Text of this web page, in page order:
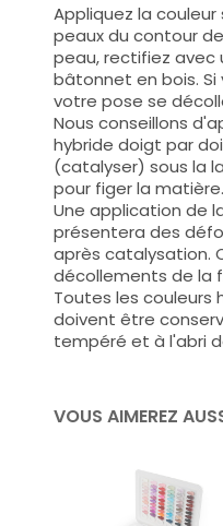
Appliquez la
peaux du contour
peau, rectifiez avec
bâtonnet en bois.
votre pose se
Nous conseillons
hybride doigt par
(catalyser) sous la
pour figer la matière.
Une application de
présentera des
après catalysation.
décollements de la
Toutes les couleurs
doivent être
tempéré et à l'abri
VOUS AIMEREZ